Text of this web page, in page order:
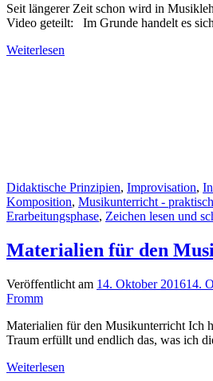
Seit längerer Zeit schon wird in
Video geteilt: Im Grunde handelt es
Weiterlesen
Didaktische Prinzipien, Improvisation,
Komposition, Musikunterricht - praktisch
Erarbeitungsphase, Zeichen lesen und
Materialien für den
Veröffentlicht am 14. Oktober 201614.
Fromm
Materialien für den Musikunterricht Ich
Traum erfüllt und endlich das, was ich
Weiterlesen